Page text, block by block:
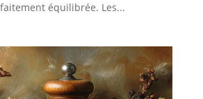
équilibrée. Les...